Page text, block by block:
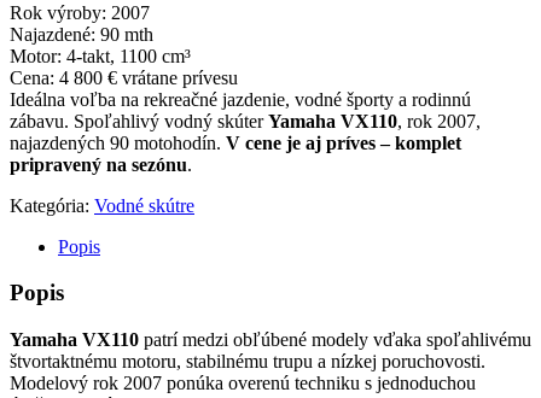
Rok výroby: 2007
Najazdené: 90 mth
Motor: 4-takt, 1100 cm³
Cena: 4 800 € vrátane prívesu
Ideálna voľba na rekreačné jazdenie, vodné športy a rodinnú
zábavu. Spoľahlivý vodný skúterYamaha VX110, rok 2007,
najazdených 90 motohodín. V cene je aj príves – komplet
pripravený na sezónu.
Kategória: Vodné skútre
Popis
Popis
Yamaha VX110 patrí medzi obľúbené modely vďaka spoľahlivému
štvortaktnému motoru, stabilnému trupu a nízkej poruchovosti.
Modelový rok 2007 ponúka overenú techniku s jednoduchou